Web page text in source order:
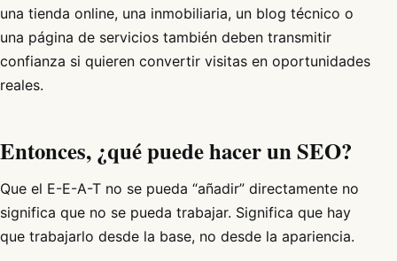
una tienda online, una inmobiliaria, un blog técnico o
una página de servicios también deben transmitir
confianza si quieren convertir visitas en oportunidades
reales.
Entonces, ¿qué puede hacer un SEO?
Que el E-E-A-T no se pueda “añadir” directamente no
significa que no se pueda trabajar. Significa que hay
que trabajarlo desde la base, no desde la apariencia.